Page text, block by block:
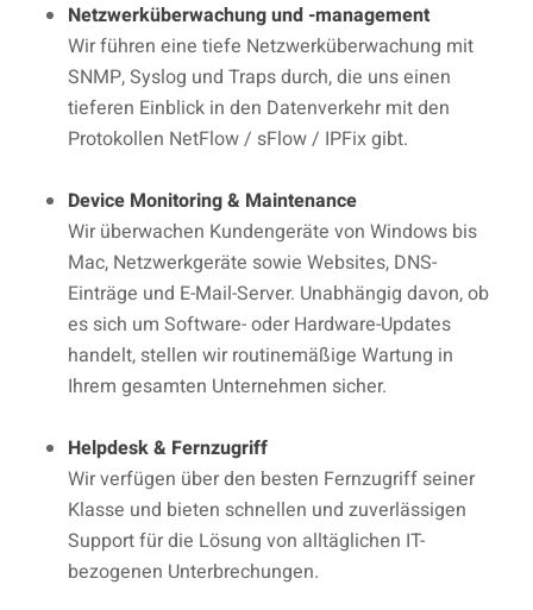
Netzwerküberwachung und -management
Wir führen eine tiefe Netzwerküberwachung mit
SNMP, Syslog und Traps durch, die uns einen
tieferen Einblick in den Datenverkehr mit den
Protokollen NetFlow / sFlow / IPFix gibt.
Device Monitoring & Maintenance
Wir überwachen Kundengeräte von Windows bis
Mac, Netzwerkgeräte sowie Websites, DNS-
Einträge und E-Mail-Server. Unabhängig davon, ob
es sich um Software- oder Hardware-Updates
handelt, stellen wir routinemäßige Wartung in
Ihrem gesamten Unternehmen sicher.
Helpdesk & Fernzugriff
Wir verfügen über den besten Fernzugriff seiner
Klasse und bieten schnellen und zuverlässigen
Support für die Lösung von alltäglichen IT-
bezogenen Unterbrechungen.